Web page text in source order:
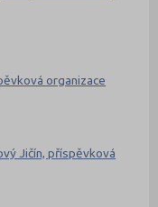
organizace
Jičín, příspěvková